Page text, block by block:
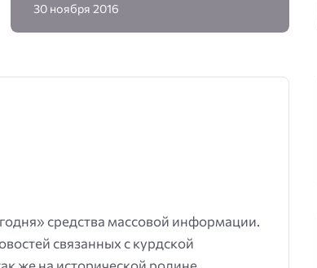
30 ноября 2016
средства массовой информации.
связанных с курдской